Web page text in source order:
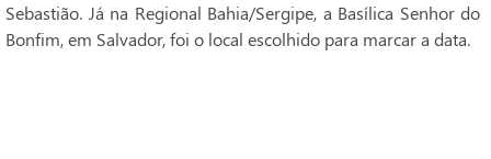
Sebastião. Já na Regional Bahia/Sergipe, a Basílica Senhor do
Bonfim, em Salvador, foi o local escolhido para marcar a data.